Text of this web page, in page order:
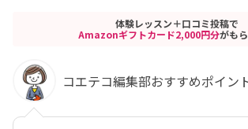
体験レッスン＋口コミ投稿で
Amazonギフトカード2,000円分がも
コエテコ編集部おすすめポイン